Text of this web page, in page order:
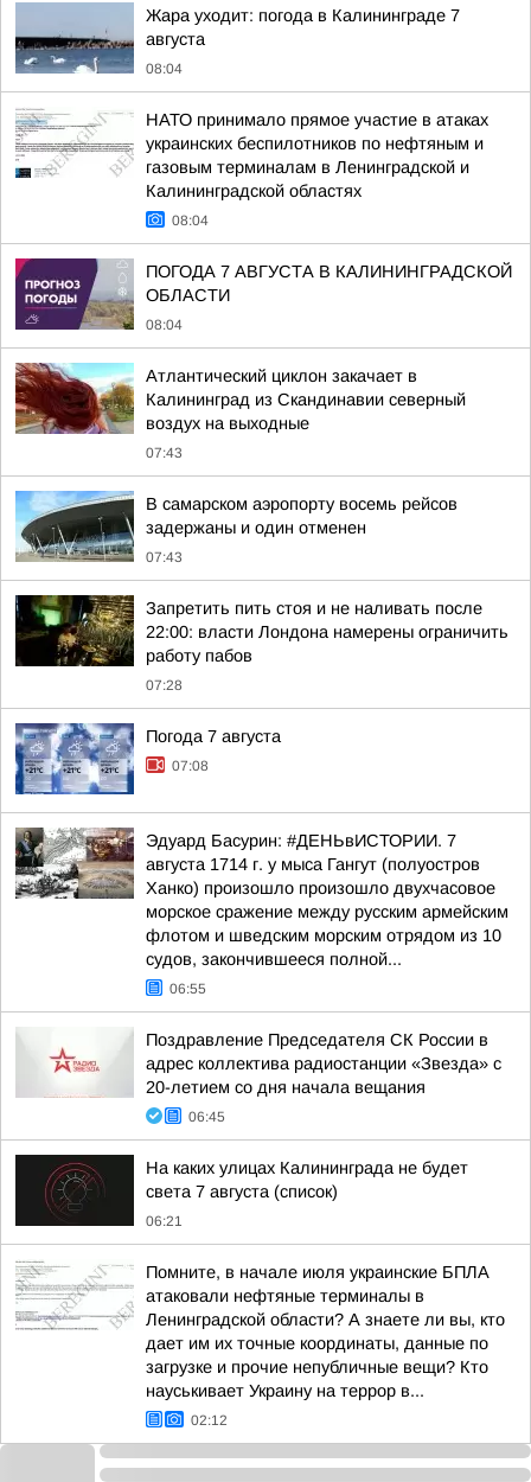
Жара уходит: погода в Калининграде 7
августа
08:04
НАТО принимало прямое участие в атаках
украинских беспилотников по нефтяным и
газовым терминалам в Ленинградской и
Калининградской областях
08:04
ПОГОДА 7 АВГУСТА В КАЛИНИНГРАДСКОЙ
ОБЛАСТИ
08:04
Атлантический циклон закачает в
Калининград из Скандинавии северный
воздух на выходные
07:43
В самарском аэропорту восемь рейсов
задержаны и один отменен
07:43
Запретить пить стоя и не наливать после
22:00: власти Лондона намерены ограничить
работу пабов
07:28
Погода 7 августа
07:08
Эдуард Басурин: #ДЕНЬвИСТОРИИ. 7
августа 1714 г. у мыса Гангут (полуостров
Ханко) произошло произошло двухчасовое
морское сражение между русским армейским
флотом и шведским морским отрядом из 10
судов, закончившееся полной...
06:55
Поздравление Председателя СК России в
адрес коллектива радиостанции «Звезда» с
20-летием со дня начала вещания
06:45
На каких улицах Калининграда не будет
света 7 августа (список)
06:21
Помните, в начале июля украинские БПЛА
атаковали нефтяные терминалы в
Ленинградской области? А знаете ли вы, кто
дает им их точные координаты, данные по
загрузке и прочие непубличные вещи? Кто
науськивает Украину на террор в...
02:12